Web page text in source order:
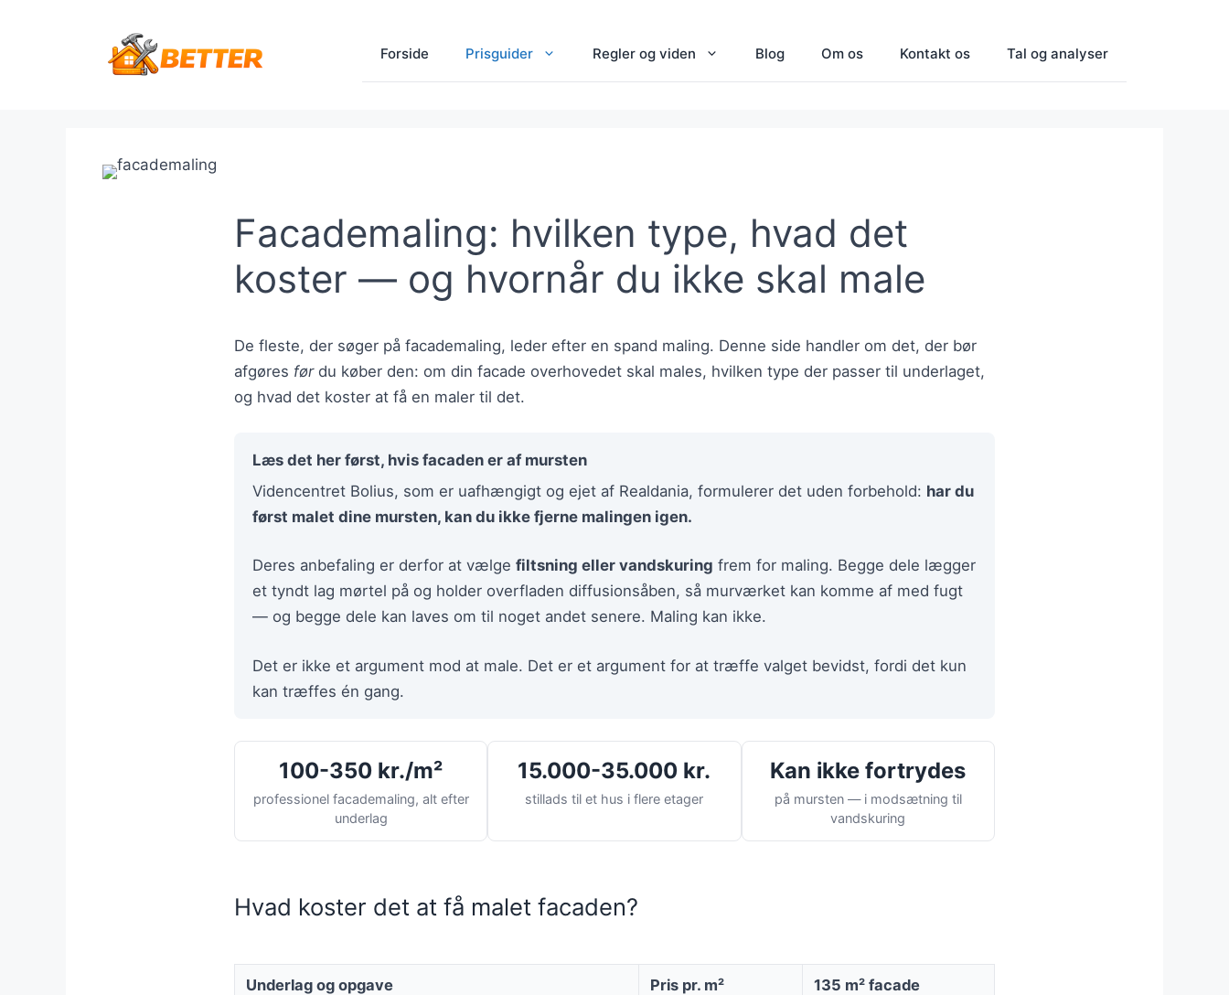
Forside Prisguider Regler og viden Blog Om os Kontakt os Tal og analyser
Facademaling: hvilken type, hvad det
koster — og hvornår du ikke skal male
De fleste, der søger på facademaling, leder efter en spand maling. Denne side handler om det, der bør
afgøres førdu køber den: om din facade overhovedet skal males, hvilken type der passer til underlaget,
og hvad det koster at få en maler til det.
Læs det her først, hvis facaden er af mursten
Videncentret Bolius, som er uafhængigt og ejet af Realdania, formulerer det uden forbehold: har du
først malet dine mursten, kan du ikke fjerne malingen igen.
Deres anbefaling er derfor at vælge filtsning eller vandskuring frem for maling. Begge dele lægger
et tyndt lag mørtel på og holder overfladen diffusionsåben, så murværket kan komme af med fugt
— og begge dele kan laves om til noget andet senere. Maling kan ikke.
Det er ikke et argument mod at male. Det er et argument for at træffe valget bevidst, fordi det kun
kan træffes én gang.
100-350 kr./m²
professionel facademaling, alt efter
underlag
15.000-35.000 kr.
stillads til et hus i flere etager
Kan ikke fortrydes
på mursten — i modsætning til
vandskuring
Hvad koster det at få malet facaden?
Underlag og opgave Pris pr. m² 135 m² facade